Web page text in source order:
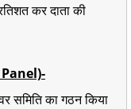
कर दाता की
Panel)-
समिति का गठन किया